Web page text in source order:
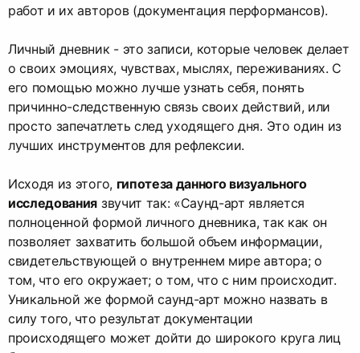
работ и их авторов (документация перформансов).
Личный дневник - это записи, которые человек делает
о своих эмоциях, чувствах, мыслях, переживаниях. С
его помощью можно лучше узнать себя, понять
причинно-следственную связь своих действий, или
просто запечатлеть след уходящего дня. Это один из
лучших инструментов для рефлексии.
Исходя из этого, гипотеза данного визуального
исследования звучит так: «Саунд-арт является
полноценной формой личного дневника, так как он
позволяет захватить большой объем информации,
свидетельствующей о внутреннем мире автора; о
том, что его окружает; о том, что с ним происходит.
Уникальной же формой саунд-арт можно назвать в
силу того, что результат документации
происходящего может дойти до широкого круга лиц